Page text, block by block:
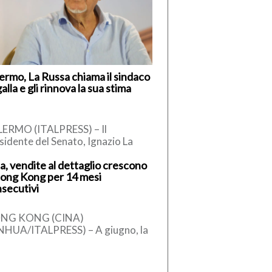
La Russa chiama il sindaco
e gli rinnova la sua stima
(ITALPRESS) – Il
del Senato, Ignazio La
ha telefonato al sindaco
[…]
vendite al dettaglio crescono
Kong per 14 mesi
KONG (CINA)
ITALPRESS) – A giugno, la